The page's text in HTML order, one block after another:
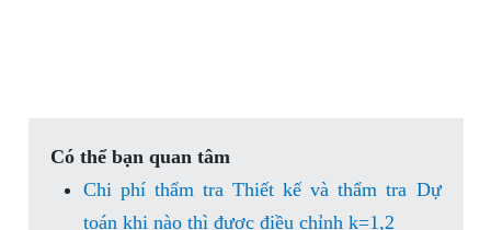
Có thể bạn quan tâm
Chi phí thẩm tra Thiết kế và thẩm tra Dự
toán khi nào thì được điều chỉnh k=1,2